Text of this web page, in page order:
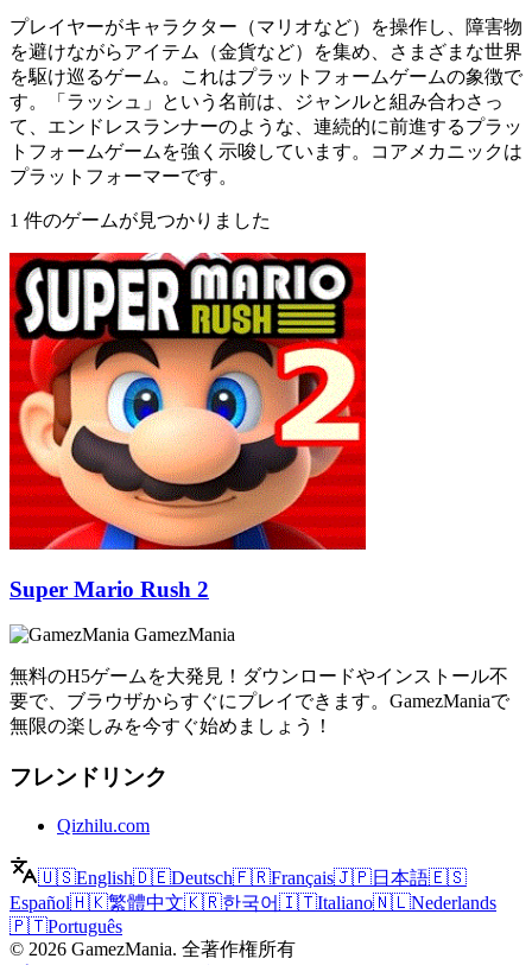
プレイヤーがキャラクター（マリオなど）を操作し、障害物
を避けながらアイテム（金貨など）を集め、さまざまな世界
を駆け巡るゲーム。これはプラットフォームゲームの象徴で
す。「ラッシュ」という名前は、ジャンルと組み合わさっ
て、エンドレスランナーのような、連続的に前進するプラッ
トフォームゲームを強く示唆しています。コアメカニックは
プラットフォーマーです。
1 件のゲームが見つかりました
Super Mario Rush 2
GamezMania
無料のH5ゲームを大発見！ダウンロードやインストール不
要で、ブラウザからすぐにプレイできます。GamezManiaで
無限の楽しみを今すぐ始めましょう！
フレンドリンク
Qizhilu.com
🇺🇸English🇩🇪Deutsch🇫🇷Français🇯🇵日本語🇪🇸
Español🇭🇰繁體中文🇰🇷한국어🇮🇹Italiano🇳🇱Nederlands
🇵🇹Português
© 2026 GamezMania. 全著作権所有